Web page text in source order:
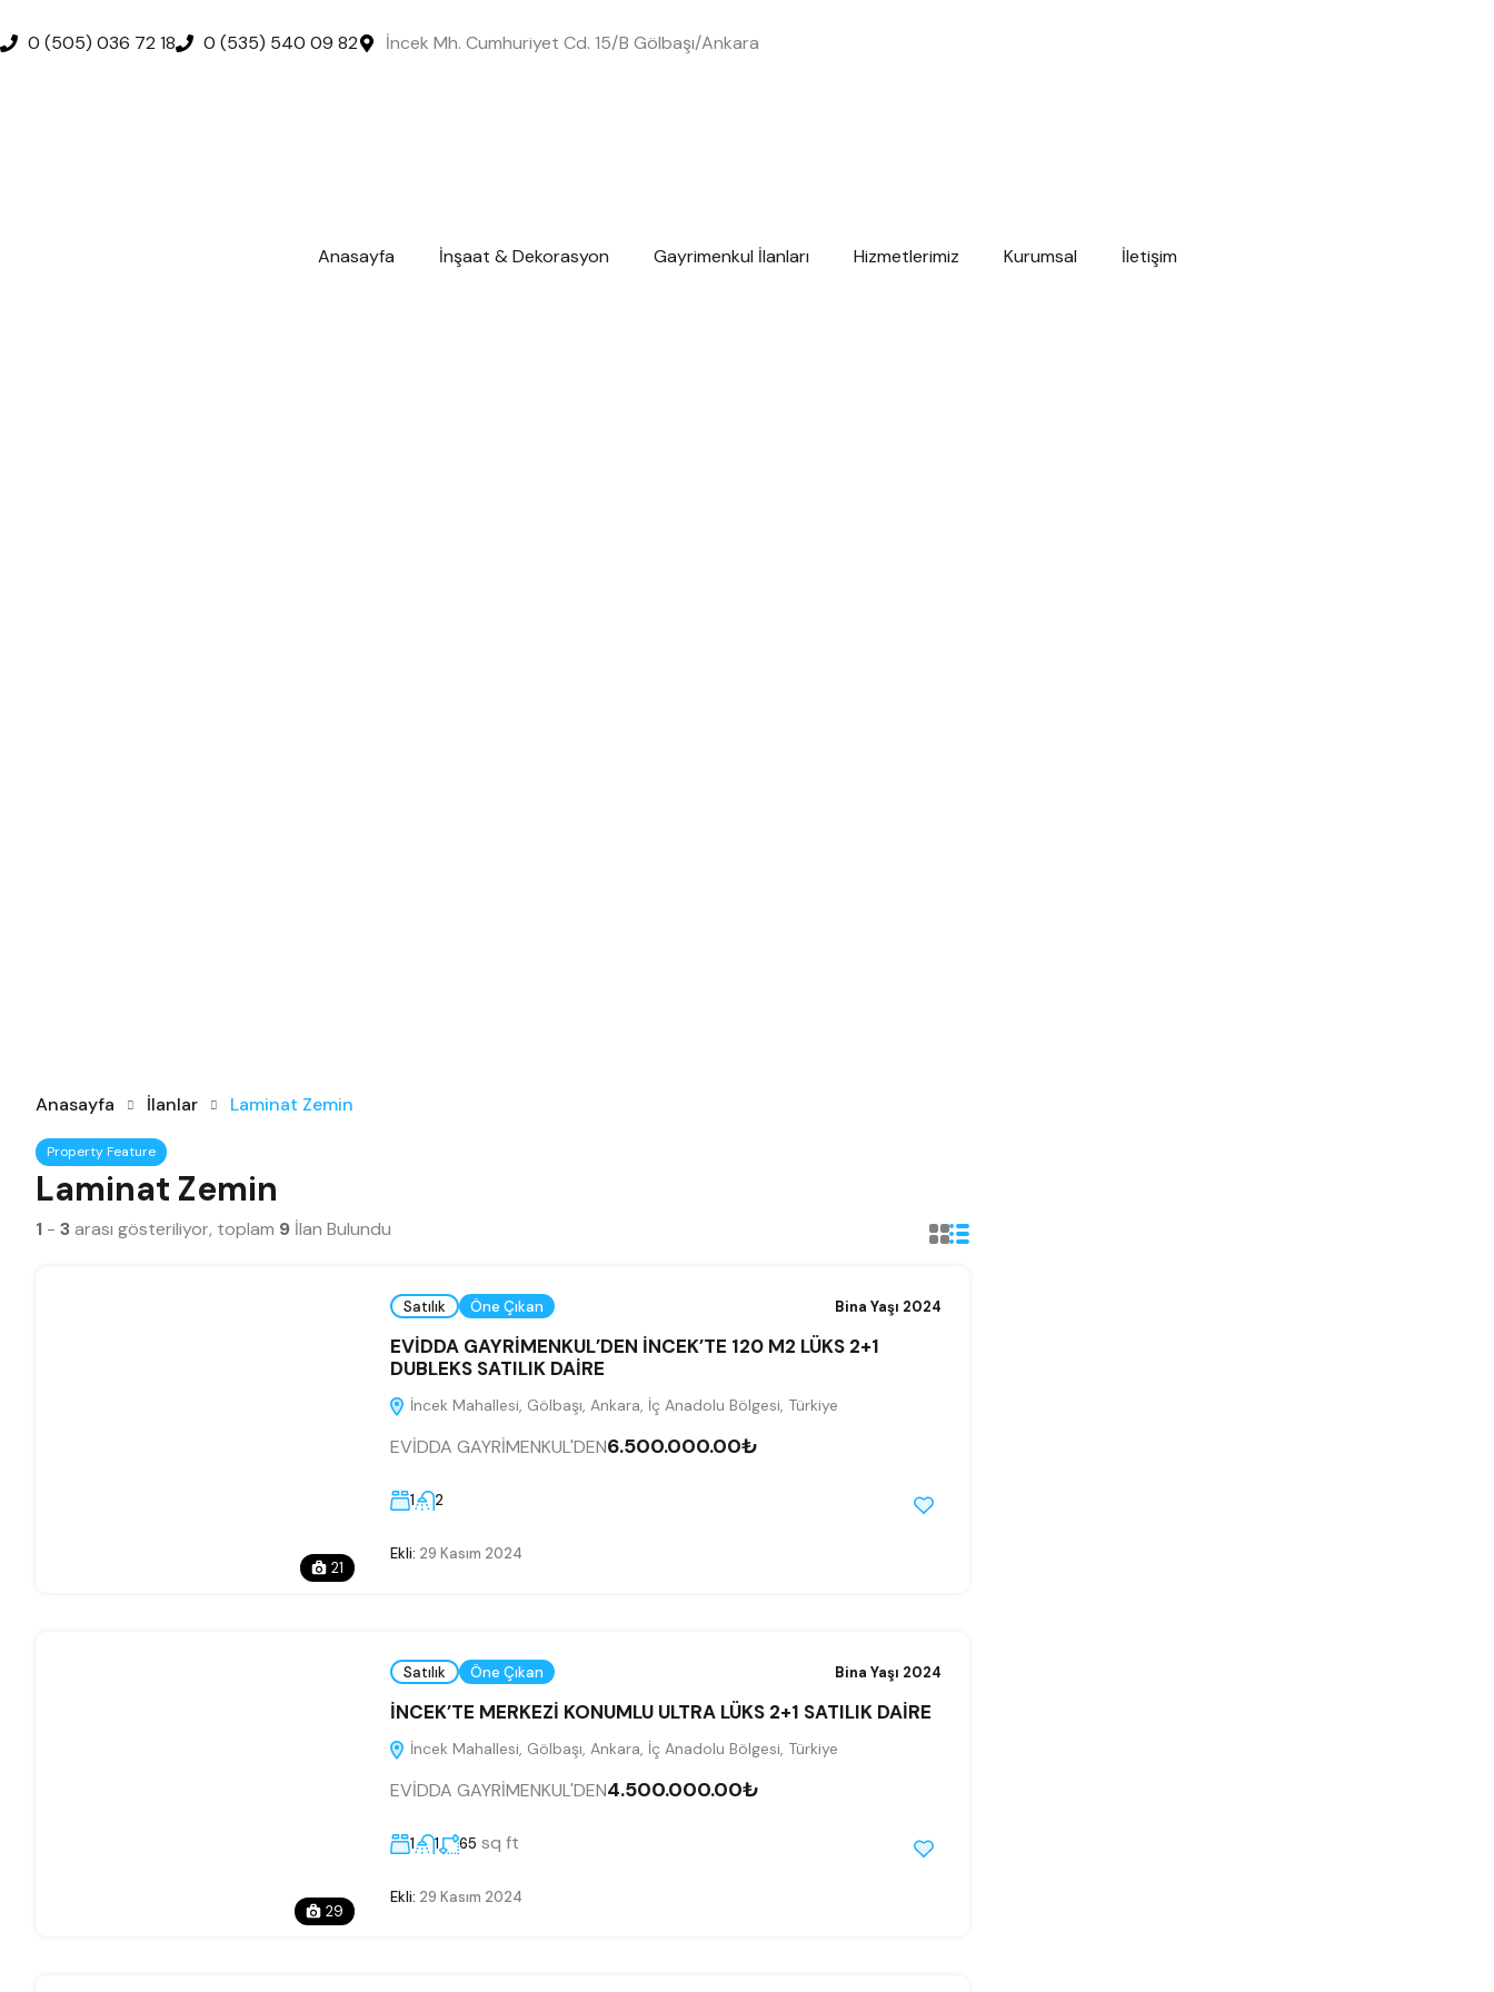
0 (505) 036 72 18 0 (535) 540 09 82 İncek Mh. Cumhuriyet Cd. 15/B Gölbaşı/Ankara
Anasayfa İnşaat & Dekorasyon Gayrimenkul İlanları Hizmetlerimiz Kurumsal İletişim
Anasayfa İlanlar Laminat Zemin
Property Feature
Laminat Zemin
1 - 3arası gösteriliyor, toplam 9 İlan Bulundu
21
Satılık Öne Çıkan Bina Yaşı 2024
EVİDDA GAYRİMENKUL’DEN İNCEK’TE 120 M2 LÜKS 2+1
DUBLEKS SATILIK DAİRE
İncek Mahallesi, Gölbaşı, Ankara, İç Anadolu Bölgesi, Türkiye
EVİDDA GAYRİMENKUL'DEN6.500.000.00₺
1 2
Ekli: 29 Kasım 2024
29
Satılık Öne Çıkan Bina Yaşı 2024
İNCEK’TE MERKEZİ KONUMLU ULTRA LÜKS 2+1 SATILIK DAİRE
İncek Mahallesi, Gölbaşı, Ankara, İç Anadolu Bölgesi, Türkiye
EVİDDA GAYRİMENKUL'DEN4.500.000.00₺
1 1 65 sq ft
Ekli: 29 Kasım 2024